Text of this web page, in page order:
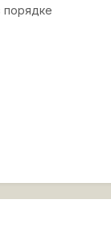
порядке